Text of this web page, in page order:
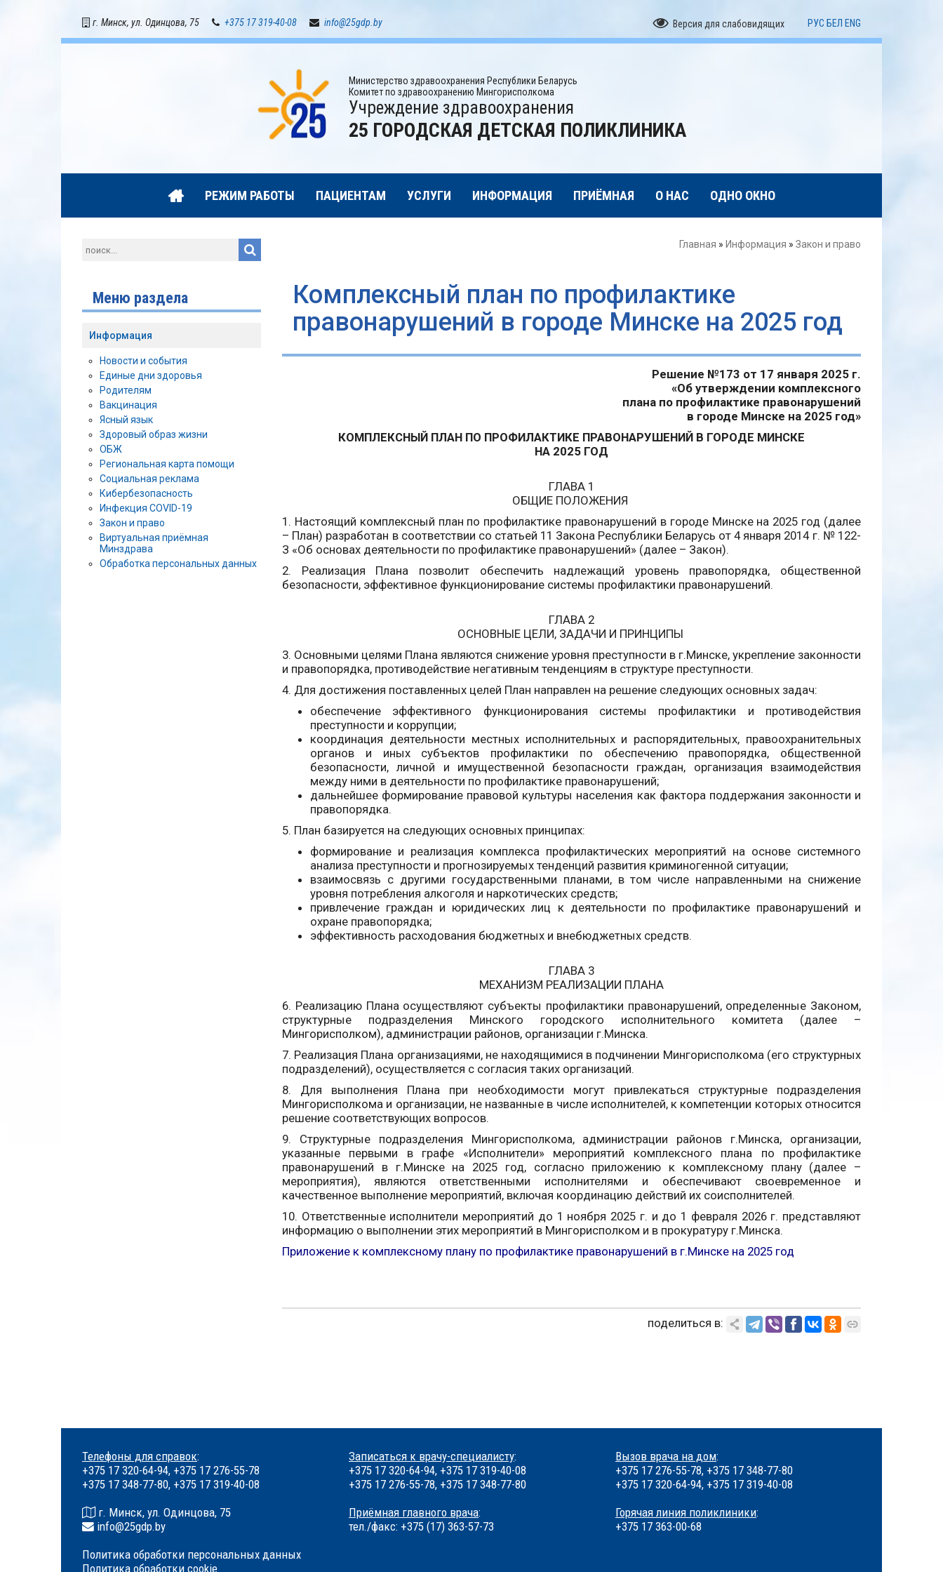
г. Минск, ул. Одинцова, 75 +375 17 319-40-08 info@25gdp.by Версия для слабовидящих РУС БЕЛ ENG
Министерство здравоохранения Республики Беларусь
Комитет по здравоохранению Мингорисполкома
Учреждение здравоохранения
25 ГОРОДСКАЯ ДЕТСКАЯ ПОЛИКЛИНИКА
РЕЖИМ РАБОТЫ ПАЦИЕНТАМ УСЛУГИ ИНФОРМАЦИЯ ПРИЁМНАЯ О НАС ОДНО ОКНО
Главная » Информация » Закон и право
Комплексный план по профилактике
правонарушений в городе Минске на 2025 год
Решение №173 от 17 января 2025 г.
«Об утверждении комплексного
плана по профилактике правонарушений
в городе Минске на 2025 год»
КОМПЛЕКСНЫЙ ПЛАН ПО ПРОФИЛАКТИКЕ ПРАВОНАРУШЕНИЙ В ГОРОДЕ МИНСКЕ
НА 2025 ГОД
ГЛАВА 1
ОБЩИЕ ПОЛОЖЕНИЯ
1. Настоящий комплексный план по профилактике правонарушений в городе Минске на 2025 год (далее
– План) разработан в соответствии со статьей 11 Закона Республики Беларусь от 4 января 2014 г. № 122-
З «Об основах деятельности по профилактике правонарушений» (далее – Закон).
2. Реализация Плана позволит обеспечить надлежащий уровень правопорядка, общественной
безопасности, эффективное функционирование системы профилактики правонарушений.
ГЛАВА 2
ОСНОВНЫЕ ЦЕЛИ, ЗАДАЧИ И ПРИНЦИПЫ
3. Основными целями Плана являются снижение уровня преступности в г.Минске, укрепление законности
и правопорядка, противодействие негативным тенденциям в структуре преступности.
4. Для достижения поставленных целей План направлен на решение следующих основных задач:
обеспечение эффективного функционирования системы профилактики и противодействия
преступности и коррупции;
координация деятельности местных исполнительных и распорядительных, правоохранительных
органов и иных субъектов профилактики по обеспечению правопорядка, общественной
безопасности, личной и имущественной безопасности граждан, организация взаимодействия
между ними в деятельности по профилактике правонарушений;
дальнейшее формирование правовой культуры населения как фактора поддержания законности и
правопорядка.
5. План базируется на следующих основных принципах:
формирование и реализация комплекса профилактических мероприятий на основе системного
анализа преступности и прогнозируемых тенденций развития криминогенной ситуации;
взаимосвязь с другими государственными планами, в том числе направленными на снижение
уровня потребления алкоголя и наркотических средств;
привлечение граждан и юридических лиц к деятельности по профилактике правонарушений и
охране правопорядка;
эффективность расходования бюджетных и внебюджетных средств.
ГЛАВА 3
МЕХАНИЗМ РЕАЛИЗАЦИИ ПЛАНА
6. Реализацию Плана осуществляют субъекты профилактики правонарушений, определенные Законом,
структурные подразделения Минского городского исполнительного комитета (далее –
Мингорисполком), администрации районов, организации г.Минска.
7. Реализация Плана организациями, не находящимися в подчинении Мингорисполкома (его структурных
подразделений), осуществляется с согласия таких организаций.
8. Для выполнения Плана при необходимости могут привлекаться структурные подразделения
Мингорисполкома и организации, не названные в числе исполнителей, к компетенции которых относится
решение соответствующих вопросов.
9. Структурные подразделения Мингорисполкома, администрации районов г.Минска, организации,
указанные первыми в графе «Исполнители» мероприятий комплексного плана по профилактике
правонарушений в г.Минске на 2025 год, согласно приложению к комплексному плану (далее –
мероприятия), являются ответственными исполнителями и обеспечивают своевременное и
качественное выполнение мероприятий, включая координацию действий их соисполнителей.
10. Ответственные исполнители мероприятий до 1 ноября 2025 г. и до 1 февраля 2026 г. представляют
информацию о выполнении этих мероприятий в Мингорисполком и в прокуратуру г.Минска.
Приложение к комплексному плану по профилактике правонарушений в г.Минске на 2025 год
поделиться в:
Меню раздела
Информация
Новости и события
Единые дни здоровья
Родителям
Вакцинация
Ясный язык
Здоровый образ жизни
ОБЖ
Региональная карта помощи
Социальная реклама
Кибербезопасность
Инфекция COVID-19
Закон и право
Виртуальная приёмная
Минздрава
Обработка персональных данных
Телефоны для справок:
+375 17 320-64-94, +375 17 276-55-78
+375 17 348-77-80, +375 17 319-40-08
г. Минск, ул. Одинцова, 75
info@25gdp.by
Политика обработки персональных данных
Политика обработки cookie
Записаться к врачу-специалисту:
+375 17 320-64-94, +375 17 319-40-08
+375 17 276-55-78, +375 17 348-77-80
Приёмная главного врача:
тел./факс: +375 (17) 363-57-73
Вызов врача на дом:
+375 17 276-55-78, +375 17 348-77-80
+375 17 320-64-94, +375 17 319-40-08
Горячая линия поликлиники:
+375 17 363-00-68